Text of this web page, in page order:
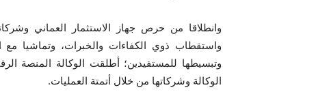
وانطلاقا من حرص جهاز الاستثمار العماني
واستقطاب ذوي الكفاءات والخبرات، وتماشيا مع
وتبسيطها للمستفيدين؛ أطلقت الوكالة المنصة
الوكالة وشركاتها من خلال أتمتة العمليات.